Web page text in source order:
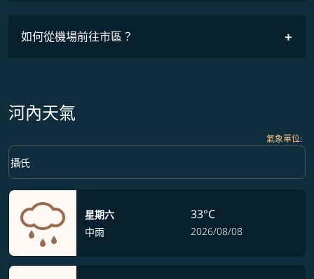
如何從機場前往市區？
河內天氣
氣象單位:
Weather unit option 攝氏 Selected
攝氏
keyboard_arrow_down
星期六
中雨
33°C
2026/08/08